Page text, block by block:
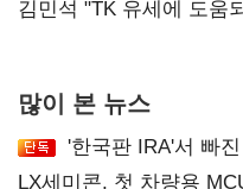
리더십' 시험대
김민석 "TK 유세에 도움
많이 본 뉴스
'한국판 IRA'서 빠
LX세미콘, 첫 차량용